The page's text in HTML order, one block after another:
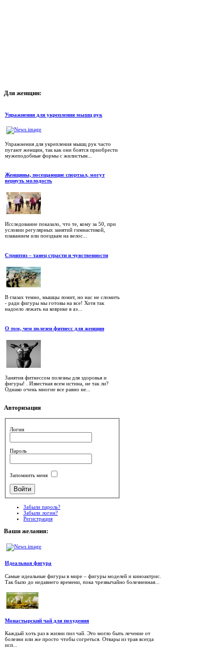
Для женщин:
Упражнения для укрепления мышц рук
Упражнения для укрепления мышц рук часто
пугают женщин, так как они боятся приобрести
мужеподобные формы с жилистым...
Женщины, посещающие спортзал, могут
вернуть молодость
Исследование показало, что те, кому за 50, при
условии регулярных занятий гимнастикой,
плаванием или поездкам на велос...
Стриптиз – танец страсти и чувственности
В глазах темно, мышцы ломит, но нас не сломить
- ради фигуры мы готовы на все! Хотя так
надоело лежать на коврике в аэ...
О том, чем полезен фитнесс для женщин
Занятия фитнессом полезны для здоровья и
фигуры! . Известная всем истина, не так ли?
Однако очень многие все равно не...
Авторизация
Логин
Пароль
Запомнить меня
Забыли пароль?
Забыли логин?
Регистрация
Ваши желания:
Идеальная фигура
Самые идеальные фигуры в мире – фигуры моделей и киноактрис.
Так было до недавнего времени, пока чрезвычайно болезненная...
Монастырский чай для похудения
Каждый хоть раз в жизни пил чай. Это могло быть лечение от
болезни или же просто чтобы согреться. Отвары из трав всегда
исп...